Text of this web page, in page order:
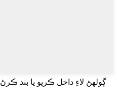
ڳولهڻ لاءِ داخل ڪريو يا بند ڪرڻ